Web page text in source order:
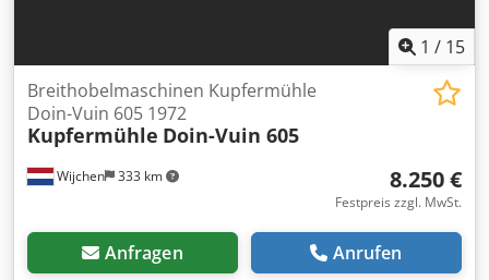
1 / 15
Wijchen 333 km
Breithobelmaschinen Kupfermühle
Doin-Vuin 605 1972
Kupfermühle Doin-Vuin 605
8.250 €
Festpreis zzgl. MwSt.
Anfragen Anrufen